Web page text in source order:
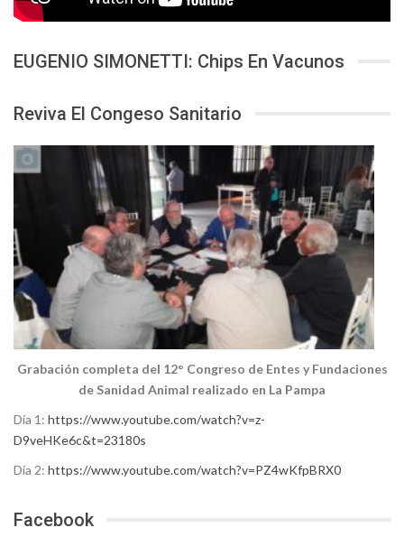
EUGENIO SIMONETTI: Chips En Vacunos
Reviva El Congeso Sanitario
Grabación completa del 12° Congreso de Entes y Fundaciones
de Sanidad Animal realizado en La Pampa
Día 1: https://www.youtube.com/watch?v=z-
D9veHKe6c&t=23180s
Día 2: https://www.youtube.com/watch?v=PZ4wKfpBRX0
Facebook